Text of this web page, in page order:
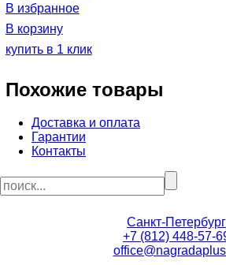
В избранное
В корзину
купить в 1 клик
Похожие товары
Доставка и оплата
Гарантии
Контакты
Санкт-Петербург
+7 (812) 448-57-